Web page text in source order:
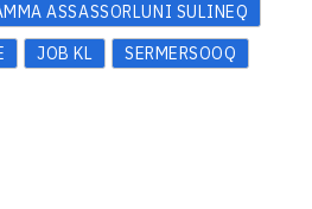
ASSASSORLUNI SULINEQ
JOB KL SERMERSOOQ